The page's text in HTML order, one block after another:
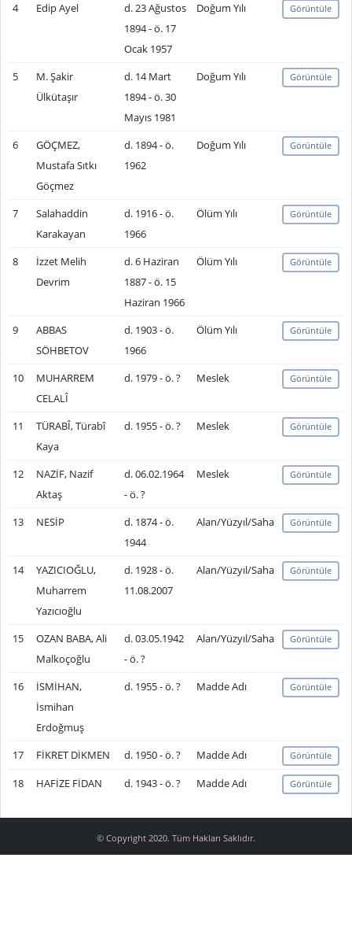
4 Edip Ayel
d. 23 Ağustos
1894 - ö. 17
Ocak 1957
Doğum Yılı Görüntüle
5
M. Şakir
Ülkütaşır
d. 14 Mart
1894 - ö. 30
Mayıs 1981
Doğum Yılı Görüntüle
6
GÖÇMEZ,
Mustafa Sıtkı
Göçmez
d. 1894 - ö.
1962
Doğum Yılı Görüntüle
7
Salahaddin
Karakayan
d. 1916 - ö.
1966
Ölüm Yılı Görüntüle
8
İzzet Melih
Devrim
d. 6 Haziran
1887 - ö. 15
Haziran 1966
Ölüm Yılı Görüntüle
9
ABBAS
SÖHBETOV
d. 1903 - ö.
1966
Ölüm Yılı Görüntüle
10
MUHARREM
CELALÎ
d. 1979 - ö. ? Meslek Görüntüle
11
TÜRABÎ, Türabî
Kaya
d. 1955 - ö. ? Meslek Görüntüle
12
NAZİF, Nazif
Aktaş
d. 06.02.1964
- ö. ?
Meslek Görüntüle
13 NESİP
d. 1874 - ö.
1944
Alan/Yüzyıl/Saha Görüntüle
14
YAZICIOĞLU,
Muharrem
Yazıcıoğlu
d. 1928 - ö.
11.08.2007
Alan/Yüzyıl/Saha Görüntüle
15
OZAN BABA, Ali
Malkoçoğlu
d. 03.05.1942
- ö. ?
Alan/Yüzyıl/Saha Görüntüle
16
İSMİHAN,
İsmihan
Erdoğmuş
d. 1955 - ö. ? Madde Adı Görüntüle
17 FİKRET DİKMEN d. 1950 - ö. ? Madde Adı Görüntüle
18 HAFİZE FİDAN d. 1943 - ö. ? Madde Adı Görüntüle
© Copyright 2020. Tüm Hakları Saklıdır.